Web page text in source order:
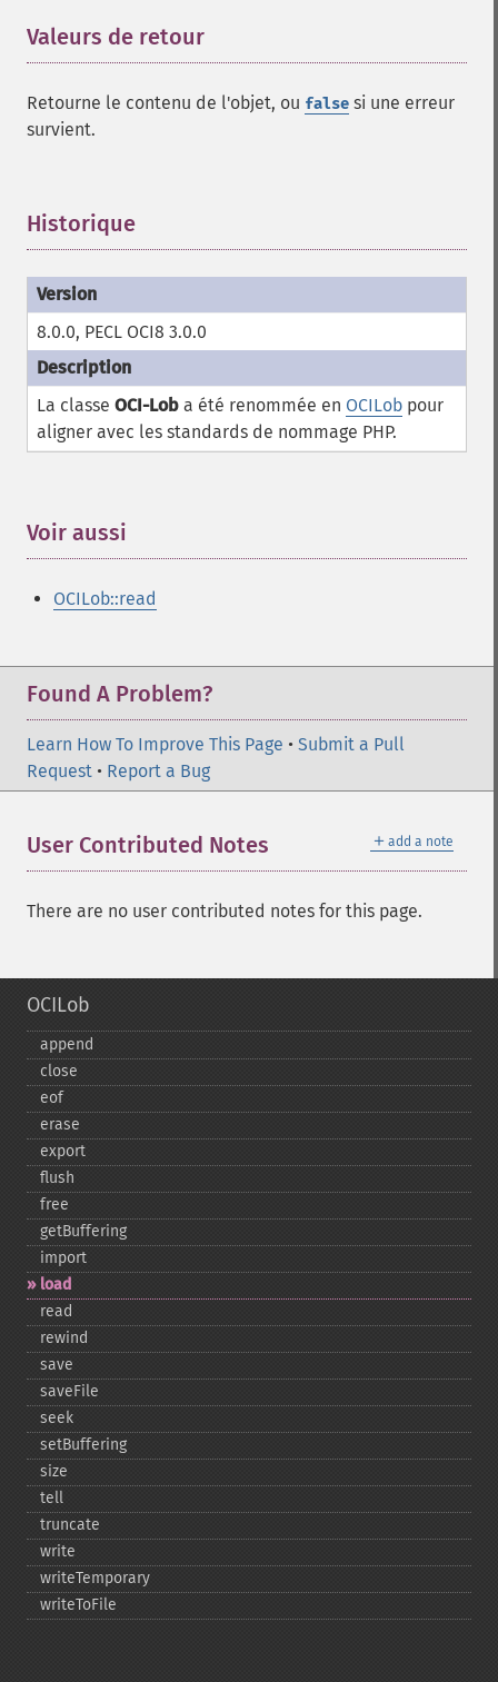
Valeurs de retour
Retourne le contenu de l'objet, ou false si une erreur
survient.
Historique
8.0.0, PECL OCI8 3.0.0
La classe OCI-Lob a été renommée en OCILob pour
aligner avec les standards de nommage PHP.
Voir aussi
OCILob::read
Found A Problem?
Learn How To Improve This Page • Submit a Pull
Request • Report a Bug
＋ add a note
User Contributed Notes
There are no user contributed notes for this page.
OCILob
append
close
eof
erase
export
flush
free
getBuffering
import
load
read
rewind
save
saveFile
seek
setBuffering
size
tell
truncate
write
writeTemporary
writeToFile